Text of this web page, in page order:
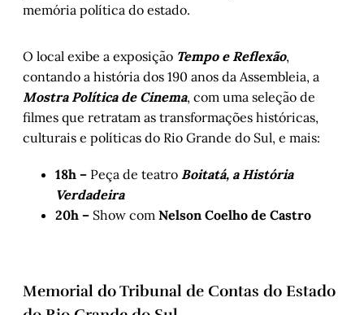
memória política do estado.
O local exibe a exposição Tempo e Reflexão,
contando a história dos 190 anos da Assembleia, a
Mostra Política de Cinema, com uma seleção de
filmes que retratam as transformações históricas,
culturais e políticas do Rio Grande do Sul, e mais:
18h – Peça de teatro Boitatá, a História
Verdadeira
20h – Show com Nelson Coelho de Castro
Memorial do Tribunal de Contas do Estado